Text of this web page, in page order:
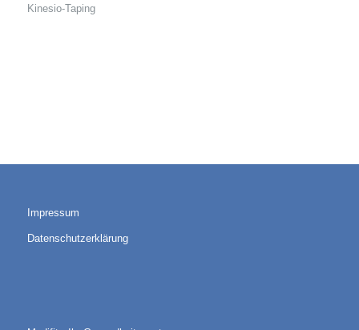
Kinesio-Taping
Impressum
Datenschutzerklärung